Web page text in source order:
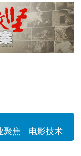
聚焦 电影技术